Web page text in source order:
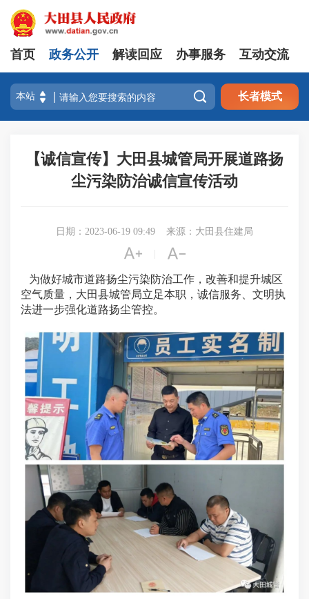
首页 政务公开 解读回应 办事服务 互动交流
 长者模式
【诚信宣传】大田县城管局开展道路扬
尘污染防治诚信宣传活动
日期：2023-06-19 09:49 来源：大田县住建局
 
为做好城市道路扬尘污染防治工作，改善和提升城区
空气质量，大田县城管局立足本职，诚信服务、文明执
法进一步强化道路扬尘管控。